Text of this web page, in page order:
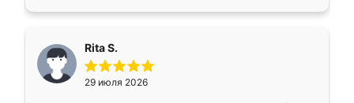
Rita S.
29 июля 2026